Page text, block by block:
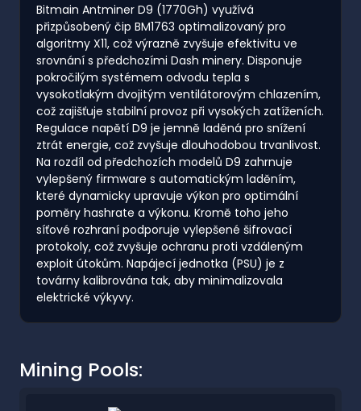
Bitmain Antminer D9 (1770Gh) využívá
přizpůsobený čip BM1763 optimalizovaný pro
algoritmy X11, což výrazně zvyšuje efektivitu ve
srovnání s předchozími Dash minery. Disponuje
pokročilým systémem odvodu tepla s
vysokotlakým dvojitým ventilátorovým chlazením,
což zajišťuje stabilní provoz při vysokých zatíženích.
Regulace napětí D9 je jemně laděná pro snížení
ztrát energie, což zvyšuje dlouhodobou trvanlivost.
Na rozdíl od předchozích modelů D9 zahrnuje
vylepšený firmware s automatickým laděním,
které dynamicky upravuje výkon pro optimální
poměry hashrate a výkonu. Kromě toho jeho
síťové rozhraní podporuje vylepšené šifrovací
protokoly, což zvyšuje ochranu proti vzdáleným
exploit útokům. Napájecí jednotka (PSU) je z
továrny kalibrována tak, aby minimalizovala
elektrické výkyvy.
Mining Pools: